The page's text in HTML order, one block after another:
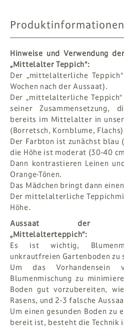
Produktinformationen
Hinweise und Verwendung
„Mittelalter Teppich“:
Der „mittelalterliche
Wochen nach der Aussaat).
Der „mittelalterliche
seiner
bereits im Mittelalter in
(Borretsch, Kornblume,
Der Farbton ist zunächst blau
die Höhe ist moderat (30-40
Dann kontrastieren Leinen
Orange-Tönen.
Das Mädchen bringt dann
Der mittelalterliche
Höhe.
Aussaat der
„Mittelalterteppich“:
Es ist wichtig,
unkrautfreien Gartenboden zu
Um das
Blumenmischung zu
Boden gut vorzubereiten,
Rasens, und 2-3 falsche
Um einen gesunden Boden zu
bereit ist, besteht die Technik